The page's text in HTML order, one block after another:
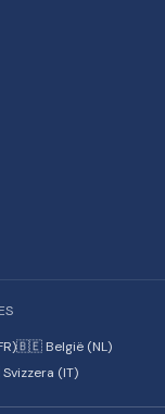
🇧🇪 België (NL)
(IT)